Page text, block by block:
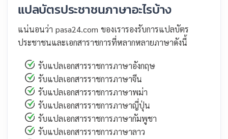
แปลบัตรประชาชนภาษาอะไรบ้าง
แน่นอนว่า pasa24.com ของเรารองรับการแปลบัตร
ประชาชนและเอกสาราชการที่หลากหลายภาษาดังนี้
รับแปลเอกสารราชการภาษาอังกฤษ
รับแปลเอกสารราชการภาษาจีน
รับแปลเอกสารราชการภาษาพม่า
รับแปลเอกสารราชการภาษาญี่ปุ่น
รับแปลเอกสารราชการภาษากัมพูชา
รับแปลเอกสารราชการภาษาลาว